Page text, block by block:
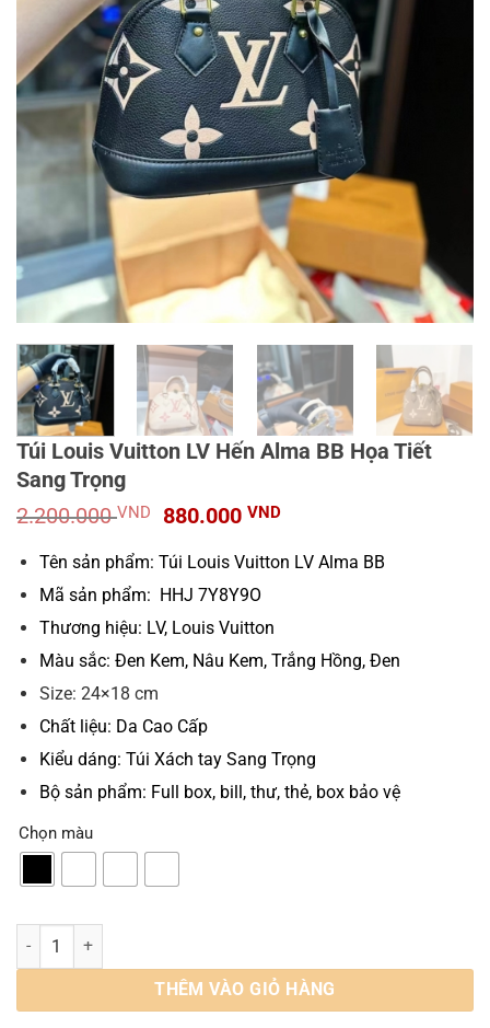
Túi Louis Vuitton LV Hến Alma BB Họa Tiết
Sang Trọng
2.200.000VND
Giá
là:
880.000 VNDGiá
tại
Tên sản phẩm: Túi Louis Vuitton LV Alma BB
Mã sản phẩm: HHJ 7Y8Y9O
Thương hiệu: LV, Louis Vuitton
Màu sắc: Đen Kem, Nâu Kem, Trắng Hồng, Đen
Size: 24×18 cm
Chất liệu: Da Cao Cấp
Kiểu dáng: Túi Xách tay Sang Trọng
Bộ sản phẩm: Full box, bill, thư, thẻ, box bảo vệ
Chọn màu
Túi Louis Vuitton LV Hến Alma BB Họa Tiết Sang Trọng số lượng
THÊM VÀO GIỎ HÀNG